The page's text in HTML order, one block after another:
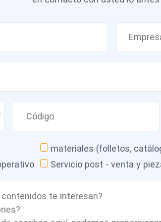
materiales (folletos,
Servicio post - venta y